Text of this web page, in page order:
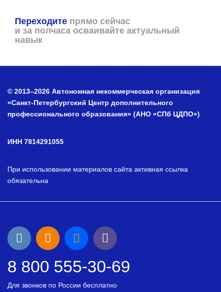
Переходите прямо сейчас
и за полчаса осваивайте актуальный
навык
© 2013–2026 Автономная некоммерческая организация
«Санкт-Петербургский Центр дополнительного
профессионального образования» (АНО «СПб ЦДПО»)
ИНН 7814291055
При использовании материалов сайта активная ссылка
обязательна
8 800 555-30-69
Для звонков по России бесплатно